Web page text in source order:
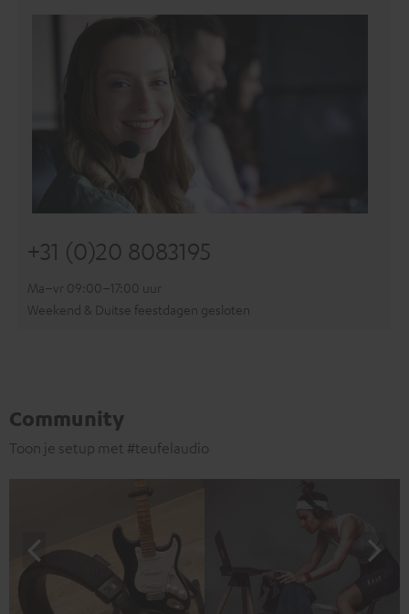
+31 (0)20 8083195
Ma–vr 09:00–17:00 uur
Weekend & Duitse feestdagen gesloten
Community
Toon je setup met #teufelaudio